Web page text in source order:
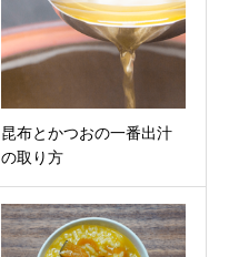
昆布とかつおの一番出汁
の取り方